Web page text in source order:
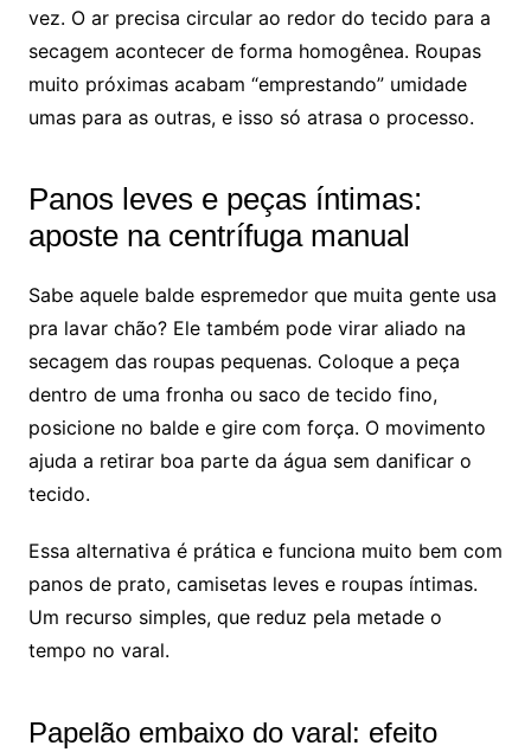
vez. O ar precisa circular ao redor do tecido para a
secagem acontecer de forma homogênea. Roupas
muito próximas acabam “emprestando” umidade
umas para as outras, e isso só atrasa o processo.
Panos leves e peças íntimas:
aposte na centrífuga manual
Sabe aquele balde espremedor que muita gente usa
pra lavar chão? Ele também pode virar aliado na
secagem das roupas pequenas. Coloque a peça
dentro de uma fronha ou saco de tecido fino,
posicione no balde e gire com força. O movimento
ajuda a retirar boa parte da água sem danificar o
tecido.
Essa alternativa é prática e funciona muito bem com
panos de prato, camisetas leves e roupas íntimas.
Um recurso simples, que reduz pela metade o
tempo no varal.
Papelão embaixo do varal: efeito